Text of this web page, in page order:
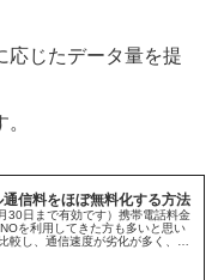
応じたデータ量を提
信料をほぼ無料化する方法
30日まで有効です）携帯電話料金
を利用してきた方も多いと思い
較し、通信速度が劣化が多く、